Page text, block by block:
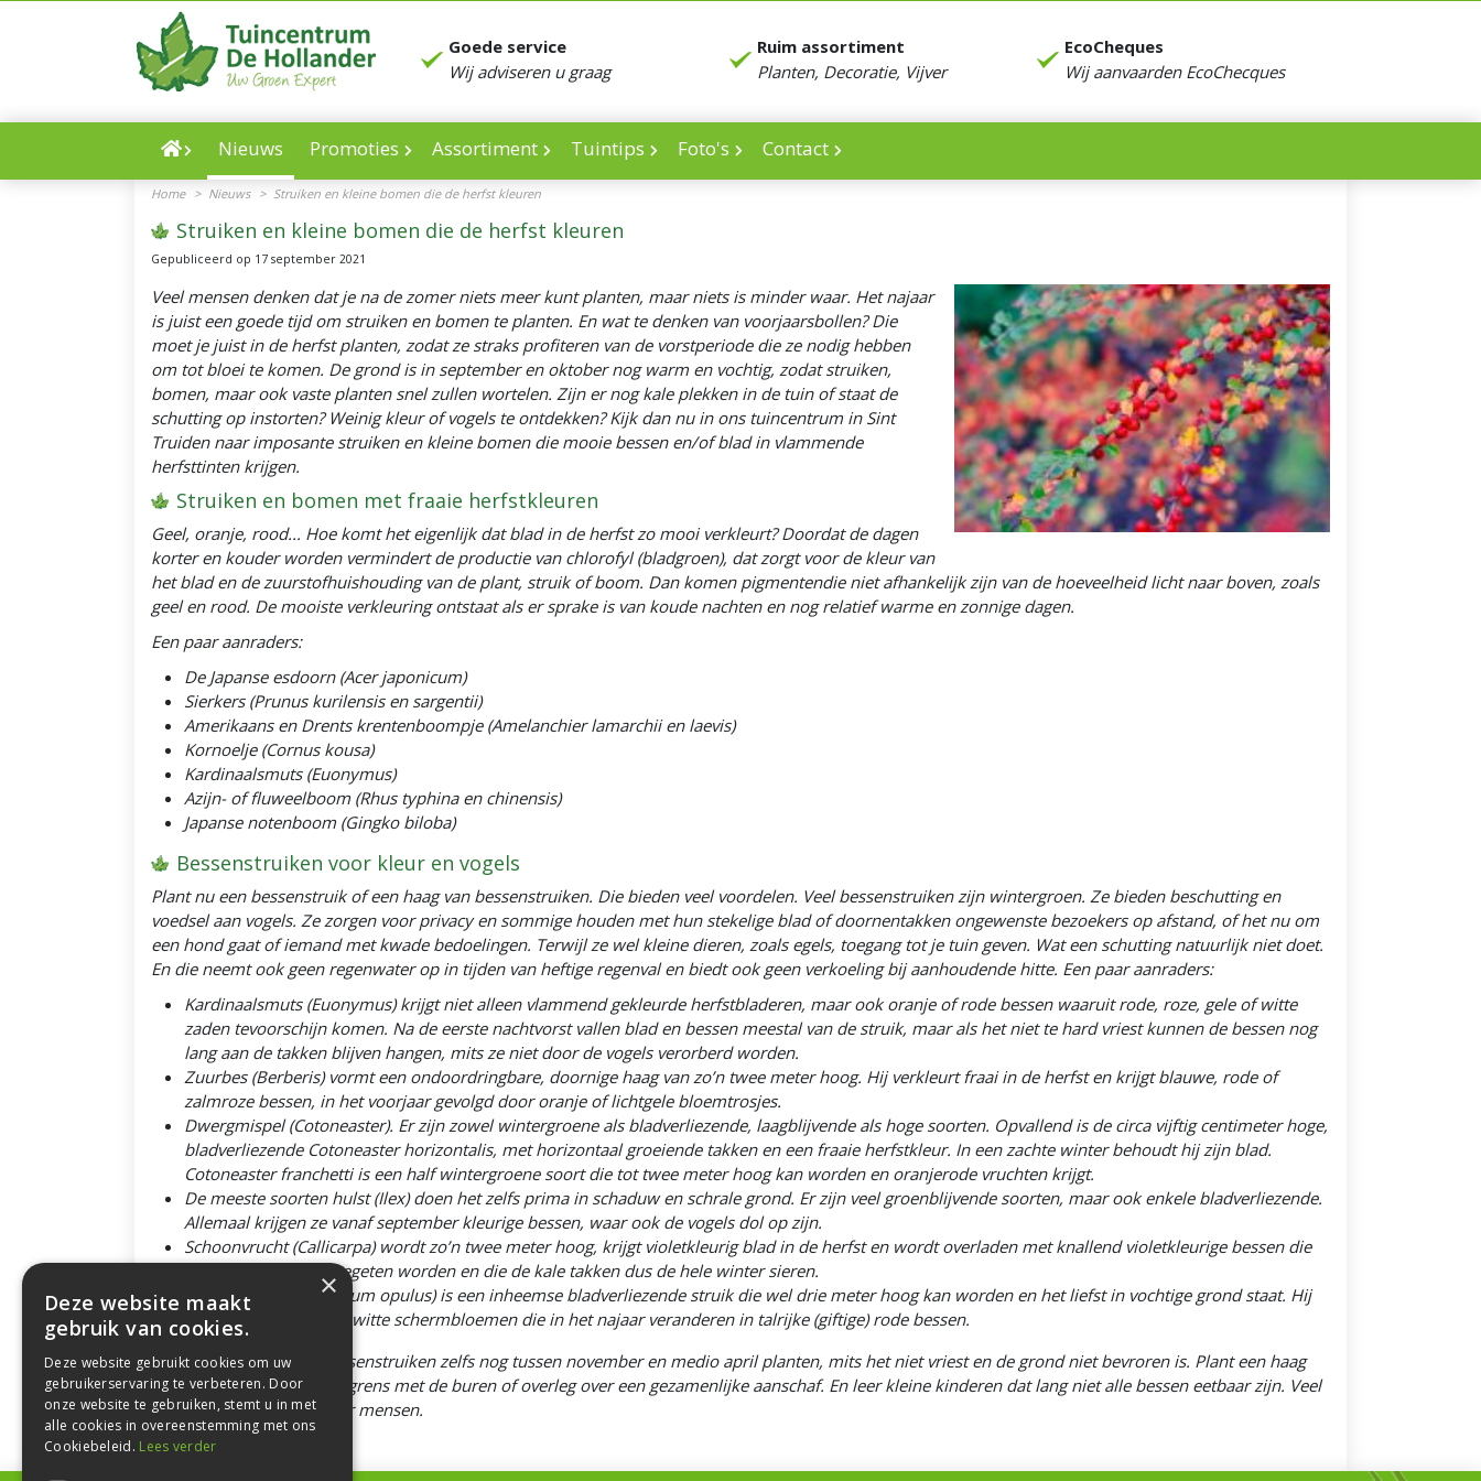
Goede service
Wij adviseren u graag
Ruim assortiment
Planten, Decoratie, Vijver
EcoCheques
Wij aanvaarden EcoChecques
Nieuws Promoties Assortiment Tuintips Foto's Contact
Home > Nieuws > Struiken en kleine bomen die de herfst kleuren
Struiken en kleine bomen die de herfst kleuren
Gepubliceerd op 17 september 2021
Veel mensen denken dat je na de zomer niets meer kunt planten, maar niets is minder waar. Het najaar
is juist een goede tijd om struiken en bomen te planten. En wat te denken van voorjaarsbollen? Die
moet je juist in de herfst planten, zodat ze straks profiteren van de vorstperiode die ze nodig hebben
om tot bloei te komen. De grond is in september en oktober nog warm en vochtig, zodat struiken,
bomen, maar ook vaste planten snel zullen wortelen. Zijn er nog kale plekken in de tuin of staat de
schutting op instorten? Weinig kleur of vogels te ontdekken? Kijk dan nu in ons tuincentrum in Sint
Truiden naar imposante struiken en kleine bomen die mooie bessen en/of blad in vlammende
herfsttinten krijgen.
Struiken en bomen met fraaie herfstkleuren
Geel, oranje, rood... Hoe komt het eigenlijk dat blad in de herfst zo mooi verkleurt? Doordat de dagen
korter en kouder worden vermindert de productie van chlorofyl (bladgroen), dat zorgt voor de kleur van
het blad en de zuurstofhuishouding van de plant, struik of boom. Dan komen pigmentendie niet afhankelijk zijn van de hoeveelheid licht naar boven, zoals
geel en rood. De mooiste verkleuring ontstaat als er sprake is van koude nachten en nog relatief warme en zonnige dagen.
Een paar aanraders:
De Japanse esdoorn (Acer japonicum)
Sierkers (Prunus kurilensis en sargentii)
Amerikaans en Drents krentenboompje (Amelanchier lamarchii en laevis)
Kornoelje (Cornus kousa)
Kardinaalsmuts (Euonymus)
Azijn- of fluweelboom (Rhus typhina en chinensis)
Japanse notenboom (Gingko biloba)
Bessenstruiken voor kleur en vogels
Plant nu een bessenstruik of een haag van bessenstruiken. Die bieden veel voordelen. Veel bessenstruiken zijn wintergroen. Ze bieden beschutting en
voedsel aan vogels. Ze zorgen voor privacy en sommige houden met hun stekelige blad of doornentakken ongewenste bezoekers op afstand, of het nu om
een hond gaat of iemand met kwade bedoelingen. Terwijl ze wel kleine dieren, zoals egels, toegang tot je tuin geven. Wat een schutting natuurlijk niet doet.
En die neemt ook geen regenwater op in tijden van heftige regenval en biedt ook geen verkoeling bij aanhoudende hitte. Een paar aanraders:
Kardinaalsmuts (Euonymus) krijgt niet alleen vlammend gekleurde herfstbladeren, maar ook oranje of rode bessen waaruit rode, roze, gele of witte
zaden tevoorschijn komen. Na de eerste nachtvorst vallen blad en bessen meestal van de struik, maar als het niet te hard vriest kunnen de bessen nog
lang aan de takken blijven hangen, mits ze niet door de vogels verorberd worden.
Zuurbes (Berberis) vormt een ondoordringbare, doornige haag van zo’n twee meter hoog. Hij verkleurt fraai in de herfst en krijgt blauwe, rode of
zalmroze bessen, in het voorjaar gevolgd door oranje of lichtgele bloemtrosjes.
Dwergmispel (Cotoneaster). Er zijn zowel wintergroene als bladverliezende, laagblijvende als hoge soorten. Opvallend is de circa vijftig centimeter hoge,
bladverliezende Cotoneaster horizontalis, met horizontaal groeiende takken en een fraaie herfstkleur. In een zachte winter behoudt hij zijn blad.
Cotoneaster franchetti is een half wintergroene soort die tot twee meter hoog kan worden en oranjerode vruchten krijgt.
De meeste soorten hulst (Ilex) doen het zelfs prima in schaduw en schrale grond. Er zijn veel groenblijvende soorten, maar ook enkele bladverliezende.
Allemaal krijgen ze vanaf september kleurige bessen, waar ook de vogels dol op zijn.
Schoonvrucht (Callicarpa) wordt zo’n twee meter hoog, krijgt violetkleurig blad in de herfst en wordt overladen met knallend violetkleurige bessen die
niet door de vogels gegeten worden en die de kale takken dus de hele winter sieren.
Gelderse roos (Viburnum opulus) is een inheemse bladverliezende struik die wel drie meter hoog kan worden en het liefst in vochtige grond staat. Hij
bloeit in mei-juni met witte schermbloemen die in het najaar veranderen in talrijke (giftige) rode bessen.
Je kunt de beschreven bessenstruiken zelfs nog tussen november en medio april planten, mits het niet vriest en de grond niet bevroren is. Plant een haag
niet te dicht op de perceelgrens met de buren of overleg over een gezamenlijke aanschaf. En leer kleine kinderen dat lang niet alle bessen eetbaar zijn. Veel
bessen zijn zelfs giftig voor mensen.
×
Deze website maakt
gebruik van cookies.
Deze website gebruikt cookies om uw
gebruikerservaring te verbeteren. Door
onze website te gebruiken, stemt u in met
alle cookies in overeenstemming met ons
Cookiebeleid. Lees verder